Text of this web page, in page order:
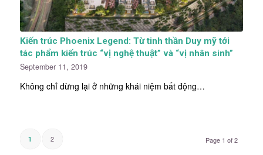
Kiến trúc Phoenix Legend: Từ tinh thần Duy mỹ tới
tác phẩm kiến trúc “vị nghệ thuật” và “vị nhân sinh”
September 11, 2019
Không chỉ dừng lại ở những khái niệm bất động…
Page 1 of 2
1 2